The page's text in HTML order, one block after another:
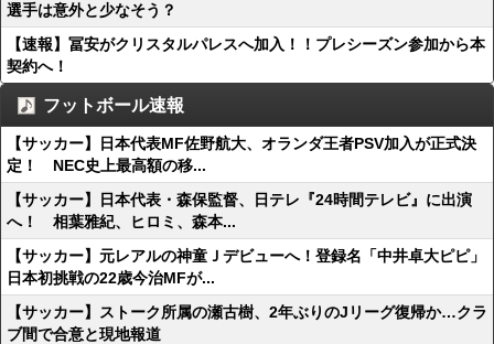
選手は意外と少なそう？
【速報】冨安がクリスタルパレスへ加入！！プレシーズン参加から本
契約へ！
フットボール速報
【サッカー】日本代表MF佐野航大、オランダ王者PSV加入が正式決
定！ NEC史上最高額の移...
【サッカー】日本代表・森保監督、日テレ『24時間テレビ』に出演
へ！ 相葉雅紀、ヒロミ、森本...
【サッカー】元レアルの神童Ｊデビューへ！登録名「中井卓大ピピ」
日本初挑戦の22歳今治MFが...
【サッカー】ストーク所属の瀬古樹、2年ぶりのJリーグ復帰か…クラ
ブ間で合意と現地報道